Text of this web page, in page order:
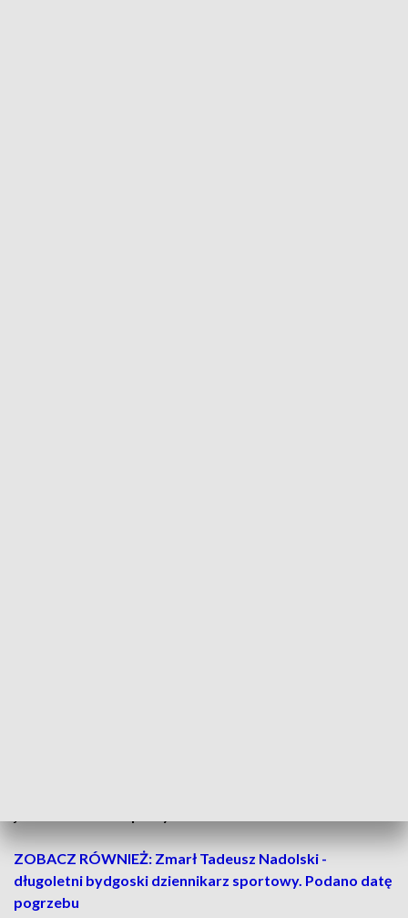
ZOBACZ RÓWNIEŻ: Zmarł Tadeusz Nadolski -
długoletni bydgoski dziennikarz sportowy. Podano datę
pogrzebu